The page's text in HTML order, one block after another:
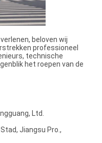
beloven wij
professioneel
technische
het roepen van de
Ltd.
Jiangsu Pro.,